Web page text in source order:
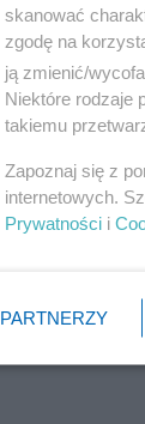
skanować
zgodę na
ją zmienić/
Niektóre rodzaje
takiemu
Zapoznaj się z
internetowych.
Prywatności i
PARTNERZY